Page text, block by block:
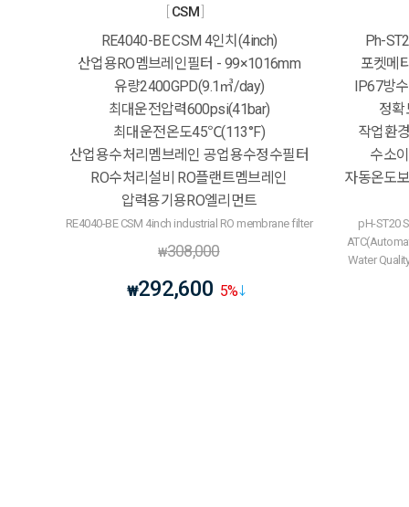
CSM
RE4040-BE CSM 4인치(4inch)
산업용RO멤브레인필터 - 99×1016mm
유량2400GPD(9.1㎥/day)
최대운전압력600psi(41bar)
최대운전온도45℃(113°F)
산업용수처리멤브레인 공업용수정수필터
RO수처리설비 RO플랜트멤브레인
압력용기용RO엘리먼트
RE4040-BE CSM 4inch industrial RO membrane filter
₩308,000
₩292,600 5%
Ph-
포켓메
IP67방
정
작업환
수소
자동온도
pH-ST20
Water